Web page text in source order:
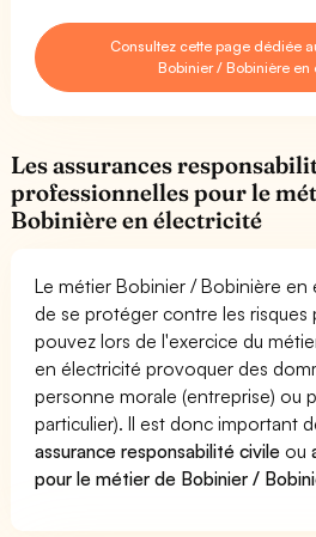
Consultez cette page dédiée
Bobinier / Bobinière en
Les assurances
professionnelles pour le
Bobinière en électricité
Le métier Bobinier / Bobinière en
de se protéger contre les risques
pouvez lors de l'exercice du
en électricité provoquer des
personne morale (entreprise) ou
particulier). Il est donc important
assurance responsabilité civile ou
pour le métier de Bobinier /